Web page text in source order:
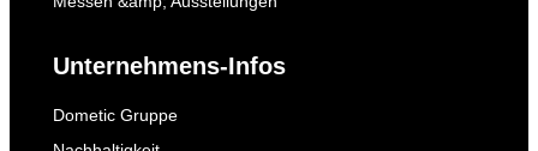
Unternehmens-Infos
Dometic Gruppe